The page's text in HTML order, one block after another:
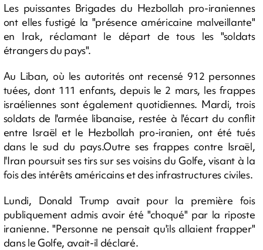
Les puissantes Brigades du Hezbollah pro-iraniennes
ont elles fustigé la "présence américaine malveillante"
en Irak, réclamant le départ de tous les "soldats
étrangers du pays".
Au Liban, où les autorités ont recensé 912 personnes
tuées, dont 111 enfants, depuis le 2 mars, les frappes
israéliennes sont également quotidiennes. Mardi, trois
soldats de l'armée libanaise, restée à l'écart du conflit
entre Israël et le Hezbollah pro-iranien, ont été tués
dans le sud du pays.Outre ses frappes contre Israël,
l'Iran poursuit ses tirs sur ses voisins du Golfe, visant à la
fois des intérêts américains et des infrastructures civiles.
Lundi, Donald Trump avait pour la première fois
publiquement admis avoir été "choqué" par la riposte
iranienne. "Personne ne pensait qu'ils allaient frapper"
dans le Golfe, avait-il déclaré.